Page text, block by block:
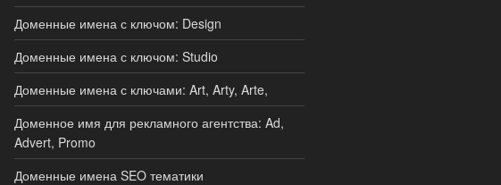
Доменные имена с ключом: Design
Доменные имена с ключом: Studio
Доменные имена с ключами: Art, Arty, Arte,
Доменное имя для рекламного агентства: Ad,
Advert, Promo
Доменные имена SEO тематики